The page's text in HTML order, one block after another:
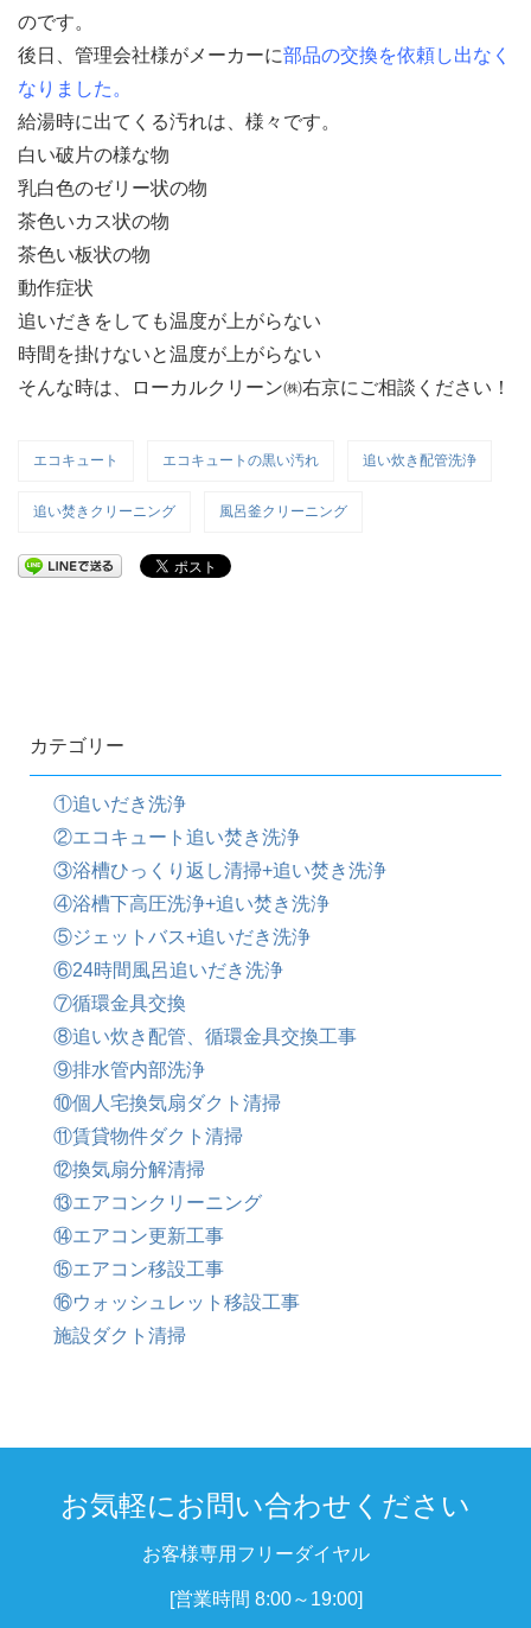
のです。
後日、管理会社様がメーカーに部品の交換を依頼し出なく
なりました。
給湯時に出てくる汚れは、様々です。
白い破片の様な物
乳白色のゼリー状の物
茶色いカス状の物
茶色い板状の物
動作症状
追いだきをしても温度が上がらない
時間を掛けないと温度が上がらない
そんな時は、ローカルクリーン㈱右京にご相談ください！
エコキュート エコキュートの黒い汚れ 追い炊き配管洗浄
追い焚きクリーニング 風呂釜クリーニング
カテゴリー
①追いだき洗浄
②エコキュート追い焚き洗浄
③浴槽ひっくり返し清掃+追い焚き洗浄
④浴槽下高圧洗浄+追い焚き洗浄
⑤ジェットバス+追いだき洗浄
⑥24時間風呂追いだき洗浄
⑦循環金具交換
⑧追い炊き配管、循環金具交換工事
⑨排水管内部洗浄
⑩個人宅換気扇ダクト清掃
⑪賃貸物件ダクト清掃
⑫換気扇分解清掃
⑬エアコンクリーニング
⑭エアコン更新工事
⑮エアコン移設工事
⑯ウォッシュレット移設工事
施設ダクト清掃
お気軽にお問い合わせください
お客様専用フリーダイヤル
[営業時間 8:00～19:00]